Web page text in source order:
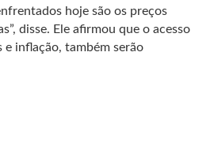
hoje são os preços
disse. Ele afirmou que o acesso
inflação, também serão